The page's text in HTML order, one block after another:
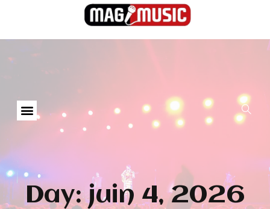
Day: juin 4, 2026